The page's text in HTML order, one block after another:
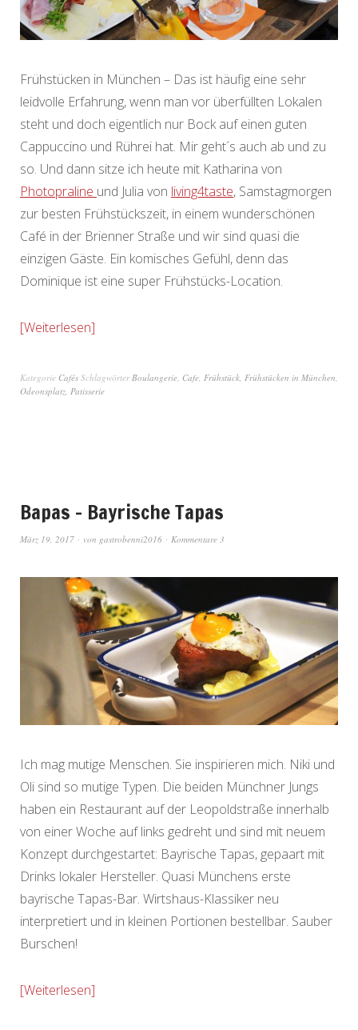
Frühstücken in München – Das ist häufig eine sehr
leidvolle Erfahrung, wenn man vor überfüllten Lokalen
steht und doch eigentlich nur Bock auf einen guten
Cappuccino und Rührei hat. Mir geht´s auch ab und zu
so. Und dann sitze ich heute mit Katharina von
Photopraline und Julia von living4taste, Samstagmorgen
zur besten Frühstückszeit, in einem wunderschönen
Café in der Brienner Straße und wir sind quasi die
einzigen Gäste. Ein komisches Gefühl, denn das
Dominique ist eine super Frühstücks-Location.
Weiterlesen
Kategorie Cafés SchlagwörterBoulangerie, Cafe, Frühstück, Frühstücken in München,
Odeonsplatz, Patisserie
Bapas – Bayrische Tapas
März 19, 2017 von gastrobenni2016 Kommentare 3
Ich mag mutige Menschen. Sie inspirieren mich. Niki und
Oli sind so mutige Typen. Die beiden Münchner Jungs
haben ein Restaurant auf der Leopoldstraße innerhalb
von einer Woche auf links gedreht und sind mit neuem
Konzept durchgestartet: Bayrische Tapas, gepaart mit
Drinks lokaler Hersteller. Quasi Münchens erste
bayrische Tapas-Bar. Wirtshaus-Klassiker neu
interpretiert und in kleinen Portionen bestellbar. Sauber
Burschen!
Weiterlesen